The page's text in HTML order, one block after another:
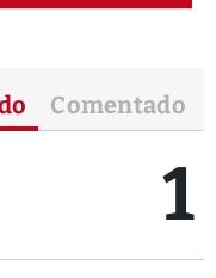
Comentado
1